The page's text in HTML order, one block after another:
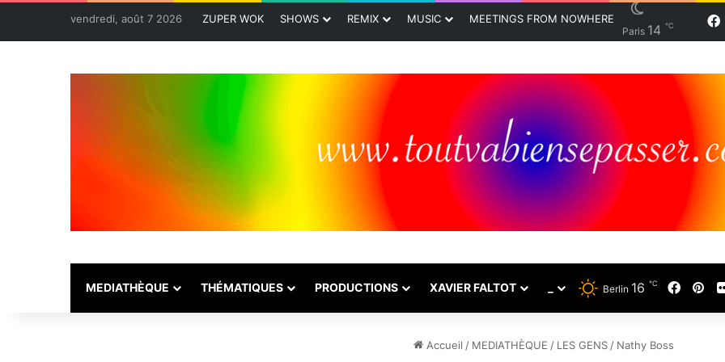
vendredi, août 7 2026 ZUPER WOK SHOWS REMIX MUSIC MEETINGS FROM NOWHERE
Paris 14 ℃
MEDIATHÈQUE THÉMATIQUES PRODUCTIONS XAVIER FALTOT Berlin 16 ℃
Accueil / MEDIATHÈQUE / LES GENS/ Nathy Boss